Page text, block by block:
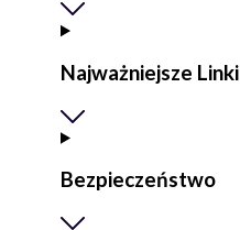
Najważniejsze Linki
Bezpieczeństwo